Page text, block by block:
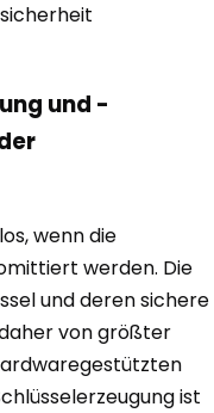
und -
wenn die
werden. Die
und deren sichere
von größter
ist